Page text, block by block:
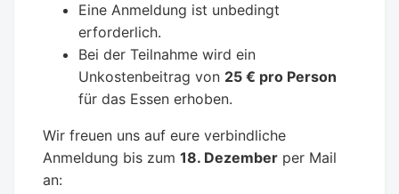
Eine Anmeldung ist unbedingt
erforderlich.
Bei der Teilnahme wird ein
Unkostenbeitrag von 25 € pro Person
für das Essen erhoben.
Wir freuen uns auf eure verbindliche
Anmeldung bis zum 18. Dezember per Mail
an: